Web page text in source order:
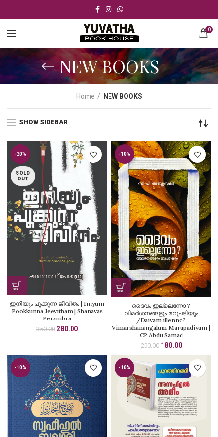
0
NEW BOOKS
Home NEW BOOKS
SHOW SIDEBAR
-20%
SOLD
OUT
ഇനിയും പൂക്കുന്ന ജീവിതം | Iniyum
Pookkunna Jeevitham | Shanavas
Perambra
350.00 Original
₹350.00.
280.00Current
₹280.00.
-10%
ദൈവം ഇല്ലെന്നോ ?
വിമർശനങ്ങളും മറുപടിയും
/Daivam illenno?
Vimarshanangalum Marupadiyum |
CP Abdu Samad
200.00 Original
price
was:
₹200.00.
180.00Current
price
is:
₹180.00.
-10% -10%